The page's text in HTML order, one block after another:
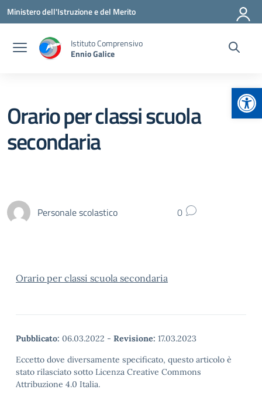
Vai ai contenuti
Vai al menu di navigazione
Vai al footer
Ministero dell'Istruzione e del Merito
Istituto Comprensivo
Ennio Galice
Orario per classi scuola
secondaria
Personale scolastico 0
Orario per classi scuola secondaria
Pubblicato: 06.03.2022 - Revisione: 17.03.2023
Eccetto dove diversamente specificato, questo articolo è
stato rilasciato sotto Licenza Creative Commons
Attribuzione 4.0 Italia.